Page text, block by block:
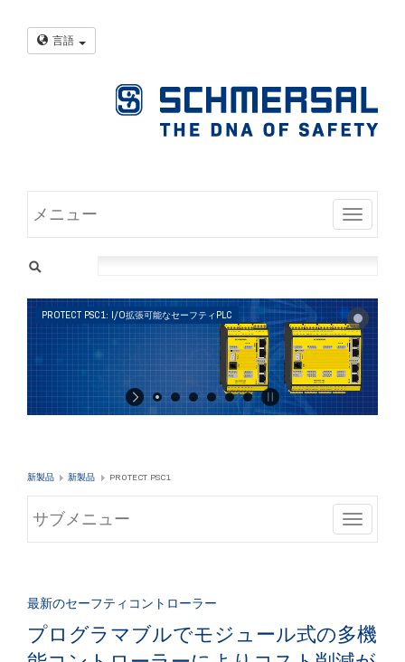
言語
Toggle
メニュー
PROTECT PSC1: I/O拡張可能なセーフティPLC
IO
拡
張
ニ
新製品 新製品 PROTECT PSC1
Toggle
サブメニュー
最新のセーフティコントローラー
プログラマブルでモジュール式の多機